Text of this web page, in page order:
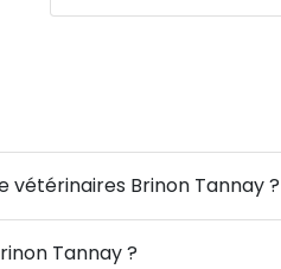
vétérinaires Brinon Tannay ?
Tannay ?